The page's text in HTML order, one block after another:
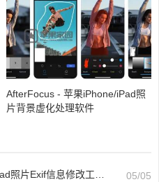
AfterFocus - 苹果iPhone/iPad照
片背景虚化处理软件
信息修改工具(含教程)
05/05